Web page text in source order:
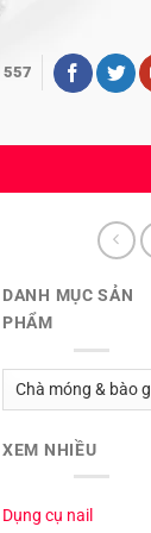
DANH MỤC SẢN
PHẨM
XEM NHIỀU
Dụng cụ nail